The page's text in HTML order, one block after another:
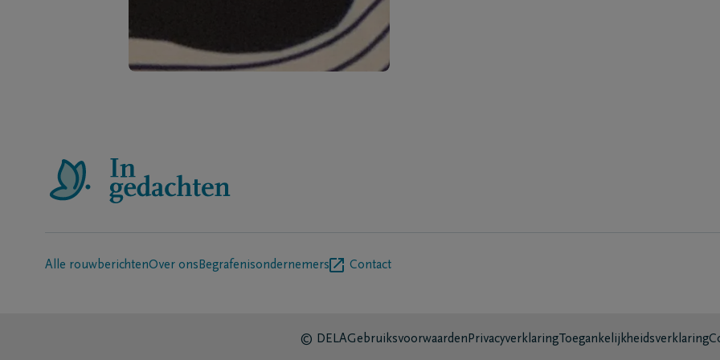
Alle rouwberichtenOver ons Begrafenisondernemers Contact
© DELAGebruiksvoorwaarden Privacyverklaring Toegankelijkheidsverklaring